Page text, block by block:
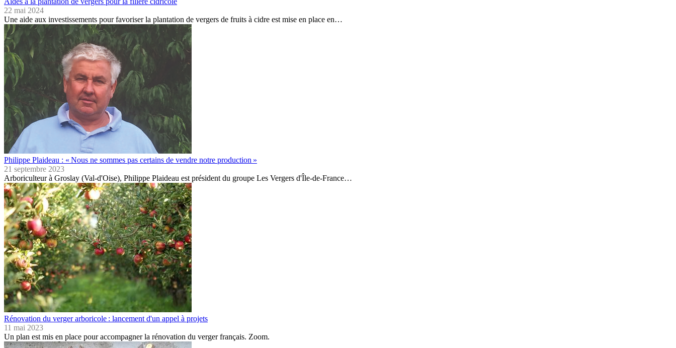
22 mai 2024
Une aide aux investissements pour favoriser la plantation de vergers de fruits à cidre est mise en place en…
Philippe Plaideau : « Nous ne sommes pas certains de vendre notre production »
21 septembre 2023
Arboriculteur à Groslay (Val-d'Oise), Philippe Plaideau est président du groupe Les Vergers d'Île-de-France…
Rénovation du verger arboricole : lancement d'un appel à projets
11 mai 2023
Un plan est mis en place pour accompagner la rénovation du verger français. Zoom.